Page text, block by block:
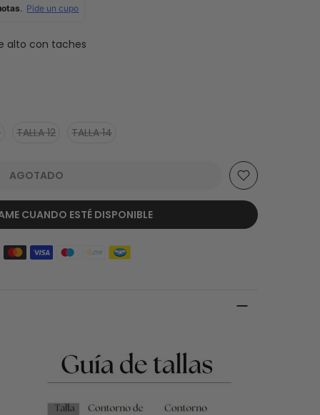
alto con taches
TALLA 12 TALLA 14
AGOTADO
CUANDO ESTÉ DISPONIBLE